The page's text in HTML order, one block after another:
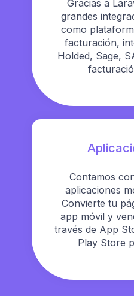
Gracias a
grandes
como
facturación,
Holded, Sage,
Contamos
aplicaciones
Convierte tu
app móvil y
través de App
Play Store